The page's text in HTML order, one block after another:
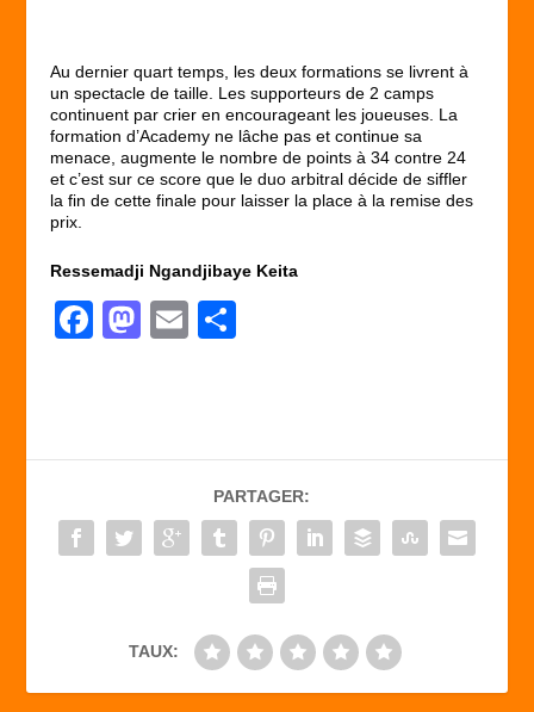
Au dernier quart temps, les deux formations se livrent à
un spectacle de taille. Les supporteurs de 2 camps
continuent par crier en encourageant les joueuses. La
formation d’Academy ne lâche pas et continue sa
menace, augmente le nombre de points à 34 contre 24
et c’est sur ce score que le duo arbitral décide de siffler
la fin de cette finale pour laisser la place à la remise des
prix.
Ressemadji Ngandjibaye Keita
F
b
o
o
M
d
o
n
E
er
PARTAGER:
TAUX: